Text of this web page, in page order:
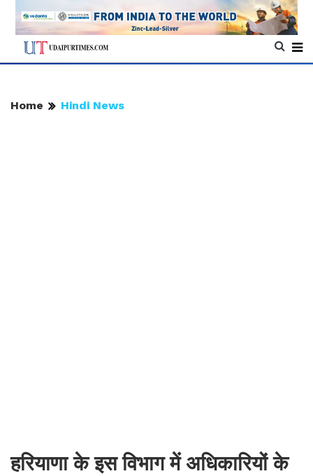
Home Hindi News
हरियाणा के इस विभाग में अधिकारियों के